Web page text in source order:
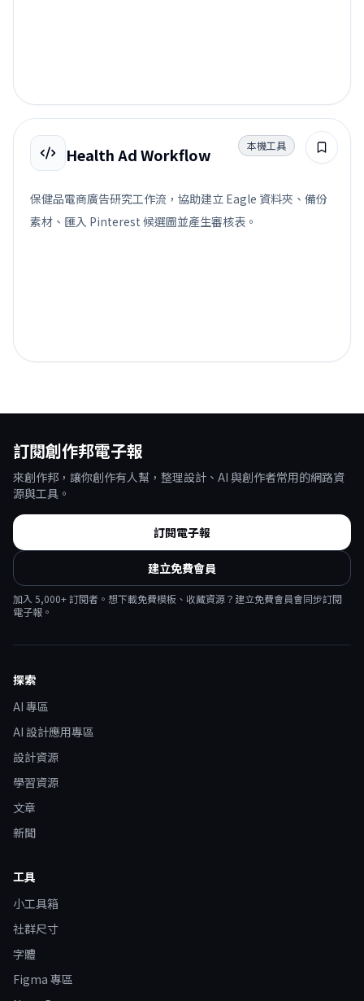
Health Ad Workflow 本機工具
保健品電商廣告研究工作流，協助建立 Eagle 資料夾、備份
素材、匯入 Pinterest 候選圖並產生審核表。
訂閱創作邦電子報
來創作邦，讓你創作有人幫，整理設計、AI 與創作者常用的網路資
源與工具。
訂閱電子報
建立免費會員
加入 5,000+ 訂閱者。想下載免費模板、收藏資源？建立免費會員會同步訂閱
電子報。
探索
AI 專區
AI 設計應用專區
設計資源
學習資源
文章
新聞
工具
小工具箱
社群尺寸
字體
Figma 專區